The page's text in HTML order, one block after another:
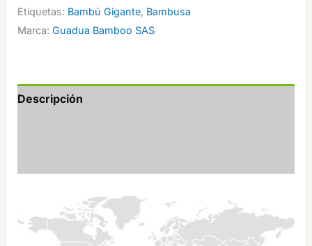
Etiquetas: Bambú Gigante, Bambusa
Marca: Guadua Bamboo SAS
Descripción